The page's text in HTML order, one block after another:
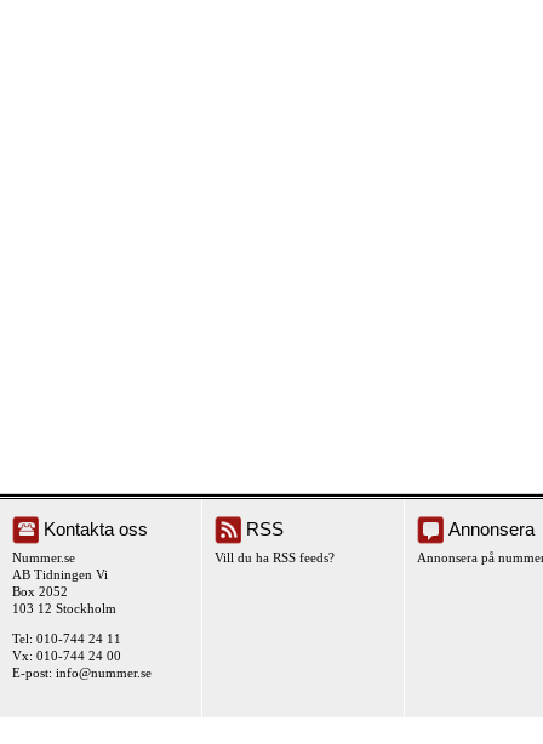
Kontakta oss
Nummer.se
AB Tidningen Vi
Box 2052
103 12 Stockholm
Tel: 010-744 24 11
Vx: 010-744 24 00
E-post: info@nummer.se
RSS
Vill du ha RSS feeds?
Annonsera
Annonsera på